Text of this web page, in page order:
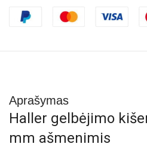
Aprašymas
Haller gelbėjimo
mm ašmenimis